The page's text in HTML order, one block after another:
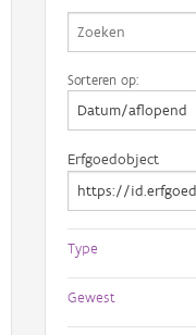
Sorteren op:
Erfgoedobject
Type
Gewest